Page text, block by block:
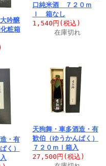
吟醸
粧箱
口純米酒 ７２０ｍ
ｌ 箱なし
1,540円 (税込)
在庫切れ
・有
く）
天狗舞・車多酒造・有
歓伯（ゆうかんぱく）
７２０ｍｌ箱入
27,500円 (税込)